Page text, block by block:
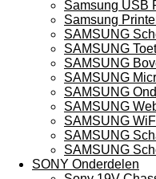
Samsung USB
Samsung
SAMSUNG
SAMSUNG
SAMSUNG
SAMSUNG
SAMSUNG
SAMSUNG
SAMSUNG
SAMSUNG
SAMSUNG
SONY Onderdelen